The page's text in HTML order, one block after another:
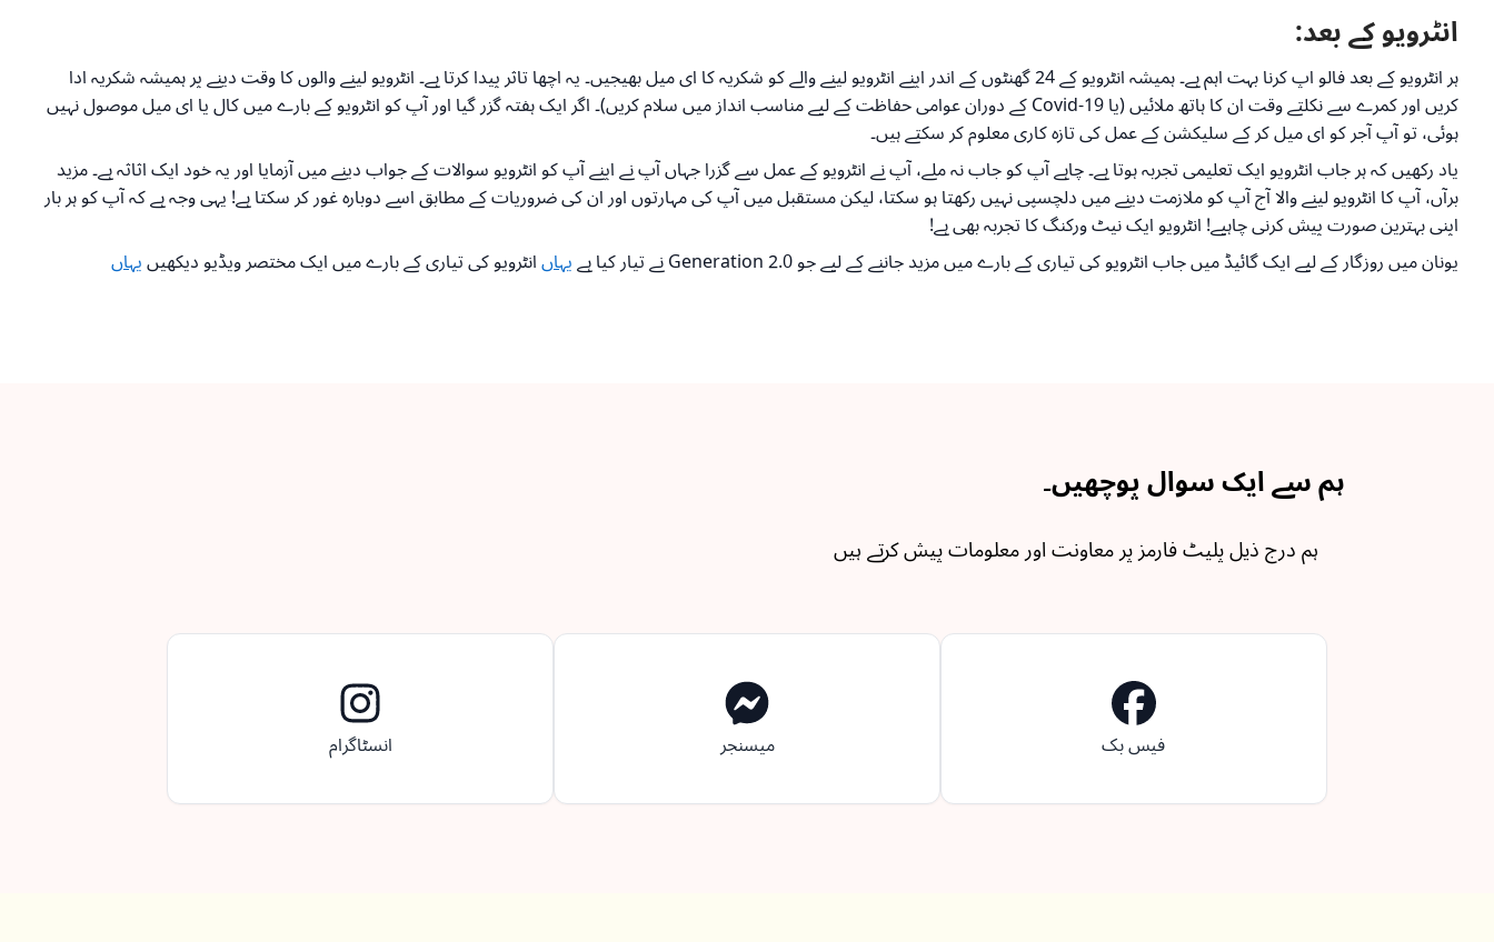
انٹرویو کے بعد:
ہر انٹرویو کے بعد فالو اپ کرنا بہت اہم ہے۔ ہمیشہ انٹرویو کے 24 گھنٹوں کے اندر اپنے انٹرویو لینے والے کو شکریہ کا ای میل بھیجیں۔ یہ اچھا تاثر پیدا کرتا ہے۔ انٹرویو لینے والوں کا وقت دینے پر ہمیشہ شکریہ ادا
کریں اور کمرے سے نکلتے وقت ان کا ہاتھ ملائیں (یا Covid-19 کے دوران عوامی حفاظت کے لیے مناسب انداز میں سلام کریں)۔ اگر ایک ہفتہ گزر گیا اور آپ کو انٹرویو کے بارے میں کال یا ای میل موصول نہیں
ہوئی، تو آپ آجر کو ای میل کر کے سلیکشن کے عمل کی تازہ کاری معلوم کر سکتے ہیں۔
یاد رکھیں کہ ہر جاب انٹرویو ایک تعلیمی تجربہ ہوتا ہے۔ چاہے آپ کو جاب نہ ملے، آپ نے انٹرویو کے عمل سے گزرا جہاں آپ نے اپنے آپ کو انٹرویو سوالات کے جواب دینے میں آزمایا اور یہ خود ایک اثاثہ ہے۔ مزید
برآں، آپ کا انٹرویو لینے والا آج آپ کو ملازمت دینے میں دلچسپی نہیں رکھتا ہو سکتا، لیکن مستقبل میں آپ کی مہارتوں اور ان کی ضروریات کے مطابق اسے دوبارہ غور کر سکتا ہے! یہی وجہ ہے کہ آپ کو ہر بار
اپنی بہترین صورت پیش کرنی چاہیے! انٹرویو ایک نیٹ ورکنگ کا تجربہ بھی ہے!
یونان میں روزگار کے لیے ایک گائیڈ میں جاب انٹرویو کی تیاری کے بارے میں مزید جاننے کے لیے جو Generation 2.0 نے تیار کیا ہے
یہاںانٹرویو کی تیاری کے بارے میں ایک مختصر ویڈیو دیکھیںیہاں
ہم سے ایک سوال پوچھیں۔
ہم درج ذیل پلیٹ فارمز پر معاونت اور معلومات پیش کرتے ہیں
فیس بک میسنجر انسٹاگرام